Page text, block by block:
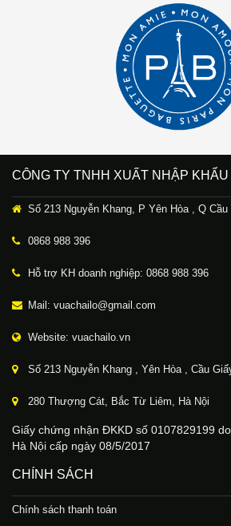
CÔNG TY TNHH XUẤT NHẬP
Số 213 Nguyễn Khang, P Yên Hòa , Q Cầu
0868 988 396
Hỗ trợ KH doanh nghiệp: 0868 988 396
Mail: vuachailo@gmail.com
Website: vuachailo.vn
Số 213 Nguyễn Khang , Yên Hòa , Cầu
280 Thượng Cát, Bắc Từ Liêm, Hà Nội
Giấy chứng nhận ĐKKD số 0107829199
Hà Nội cấp ngày 08/5/2017
CHÍNH SÁCH
Chính sách thanh toán